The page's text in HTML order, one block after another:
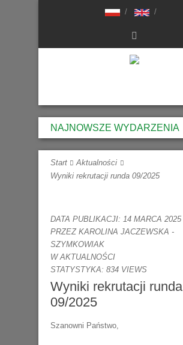
NAJNOWSZE WYDARZENIA
Start
Aktualności
Wyniki rekrutacji runda 09/2025
DATA PUBLIKACJI: 14 MARCA 2025
PRZEZ KAROLINA JACZEWSKA -
SZYMKOWIAK
WAKTUALNOŚCI
STATYSTYKA: 834 VIEWS
Wyniki rekrutacji runda
09/2025
Szanowni Państwo,